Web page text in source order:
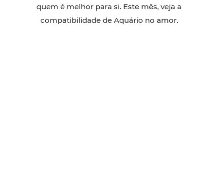
quem é melhor para si. Este mês, veja a
compatibilidade de Aquário no amor.